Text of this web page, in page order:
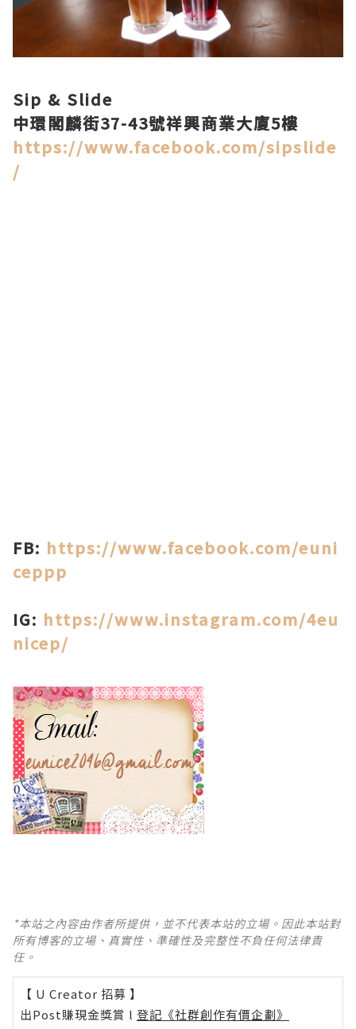
Sip & Slide
中環閣麟街37-43號祥興商業大廈5樓
https://www.facebook.com/sipslide
/
FB: https://www.facebook.com/euni
ceppp
IG: https://www.instagram.com/4eu
nicep/
*本站之內容由作者所提供，並不代表本站的立場。因此本站對
所有博客的立場、真實性、準確性及完整性不負任何法律責
任。
【 U Creator 招募 】
出Post賺現金獎賞 l 登記《社群創作有價企劃》